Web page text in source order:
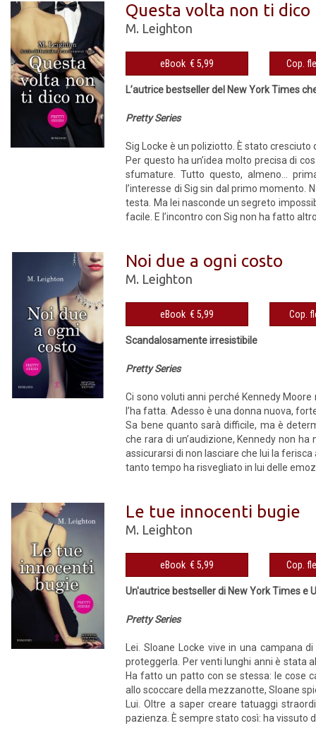
Questa volta non ti dico
M. Leighton
eBook € 5,99
L’autrice bestseller del New York Times
Pretty Series
Sig Locke è un poliziotto. È stato
Per questo ha un’idea molto precisa di
sfumature. Tutto questo, almeno…
l’interesse di Sig sin dal primo momento.
testa. Ma lei nasconde un segreto
facile. E l’incontro con Sig non ha fatto
Noi due a ogni costo
M. Leighton
eBook € 5,99
Scandalosamente irresistibile
Pretty Series
Ci sono voluti anni perché Kennedy
l’ha fatta. Adesso è una donna nuova,
Sa bene quanto sarà difficile, ma è
che rara di un’audizione, Kennedy non
assicurarsi di non lasciare che lui la
tanto tempo ha risvegliato in lui delle
Le tue innocenti bugie
M. Leighton
eBook € 5,99
Un'autrice bestseller di New York Times e
Pretty Series
Lei. Sloane Locke vive in una campana
proteggerla. Per venti lunghi anni è stata
Ha fatto un patto con se stessa: le cose
allo scoccare della mezzanotte, Sloane
Lui. Oltre a saper creare tatuaggi
pazienza. È sempre stato così: ha vissuto